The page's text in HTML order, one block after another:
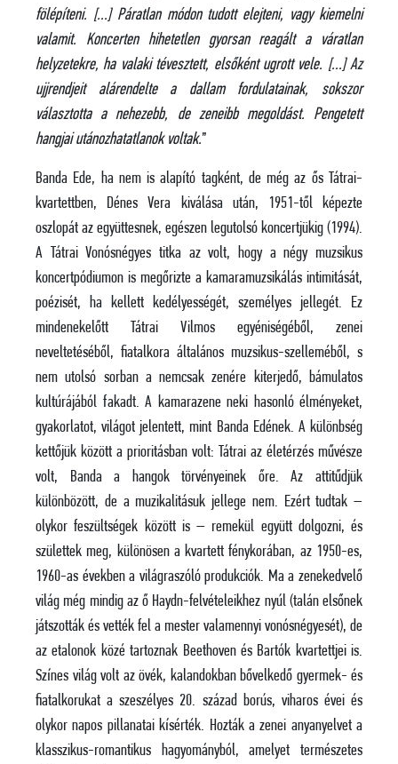
fölépíteni. […] Páratlan módon tudott elejteni, vagy kiemelni
valamit. Koncerten hihetetlen gyorsan reagált a váratlan
helyzetekre, ha valaki tévesztett, elsőként ugrott vele. […] Az
ujjrendjeit alárendelte a dallam fordulatainak, sokszor
választotta a nehezebb, de zeneibb megoldást. Pengetett
hangjai utánozhatatlanok voltak.”
Banda Ede, ha nem is alapító tagként, de még az ős Tátrai-
kvartettben, Dénes Vera kiválása után, 1951-től képezte
oszlopát az együttesnek, egészen legutolsó koncertjükig (1994).
A Tátrai Vonósnégyes titka az volt, hogy a négy muzsikus
koncertpódiumon is megőrizte a kamaramuzsikálás intimitását,
poézisét, ha kellett kedélyességét, személyes jellegét. Ez
mindenekelőtt Tátrai Vilmos egyéniségéből, zenei
neveltetéséből, fiatalkora általános muzsikus-szelleméből, s
nem utolsó sorban a nemcsak zenére kiterjedő, bámulatos
kultúrájából fakadt. A kamarazene neki hasonló élményeket,
gyakorlatot, világot jelentett, mint Banda Edének. A különbség
kettőjük között a prioritásban volt: Tátrai az életérzés művésze
volt, Banda a hangok törvényeinek őre. Az attitűdjük
különbözött, de a muzikalitásuk jellege nem. Ezért tudtak –
olykor feszültségek között is – remekül együtt dolgozni, és
születtek meg, különösen a kvartett fénykorában, az 1950-es,
1960-as években a világraszóló produkciók. Ma a zenekedvelő
világ még mindig az ő Haydn-felvételeikhez nyúl (talán elsőnek
játszották és vették fel a mester valamennyi vonósnégyesét), de
az etalonok közé tartoznak Beethoven és Bartók kvartettjei is.
Színes világ volt az övék, kalandokban bővelkedő gyermek- és
fiatalkorukat a szeszélyes 20. század borús, viharos évei és
olykor napos pillanatai kísérték. Hozták a zenei anyanyelvet a
klasszikus-romantikus hagyományból, amelyet természetes